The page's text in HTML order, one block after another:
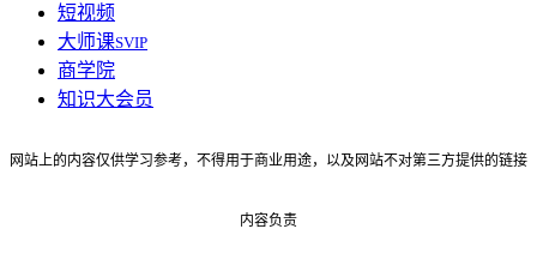
短视频
大师课SVIP
商学院
知识大会员
网站上的内容仅供学习参考，不得用于商业用途，以及网站不对第三方提供的链接
内容负责